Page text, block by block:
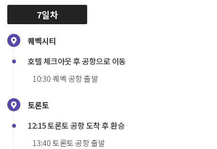
7일차
퀘벡시티
호텔 체크아웃 후 공항으로 이동
10:30 퀘벡 공항 출발
토론토
12:15 토론토 공항 도착 후 환승
13:40 토론토 공항 출발